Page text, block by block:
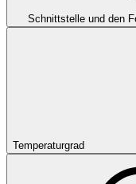
Schnittstelle und den
Temperaturgrad